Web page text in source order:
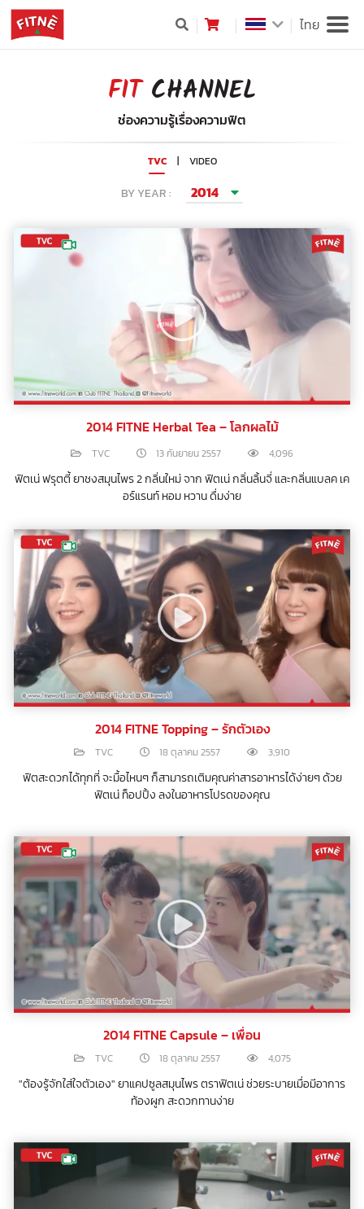
ไทย
FITCHANNEL
ช่องความรู้เรื่องความฟิต
TVC | VIDEO
BY YEAR : 2014
2014 FITNE Herbal Tea – โลกผลไม้
TVC 13 กันยายน 2557 4,096
ฟิตเน่ ฟรุตตี้ ยาชงสมุนไพร 2 กลิ่นใหม่ จาก ฟิตเน่ กลิ่นลิ้นจี่ และกลิ่นแบลค เค
อร์แรนท์ หอม หวาน ดื่มง่าย
2014 FITNE Topping – รักตัวเอง
TVC 18 ตุลาคม 2557 3,910
ฟิตสะดวกได้ทุกที่ จะมื้อไหนๆ ก็สามารถเติมคุณค่าสารอาหารได้ง่ายๆ ด้วย
ฟิตเน่ ท็อปปิ้ง ลงในอาหารโปรดของคุณ
2014 FITNE Capsule – เพื่อน
TVC 18 ตุลาคม 2557 4,075
"ต้องรู้จักใส่ใจตัวเอง" ยาแคปซูลสมุนไพร ตราฟิตเน่ ช่วยระบายเมื่อมีอาการ
ท้องผูก สะดวกทานง่าย